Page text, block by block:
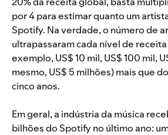
por 4 para estimar quanto um
Spotify. Na verdade, o número de
ultrapassaram cada nível de
exemplo, US$ 10 mil, US$ 100 mil,
mesmo, US$ 5 milhões) mais que
cinco anos.
Em geral, a indústria da música
bilhões do Spotify no último ano: